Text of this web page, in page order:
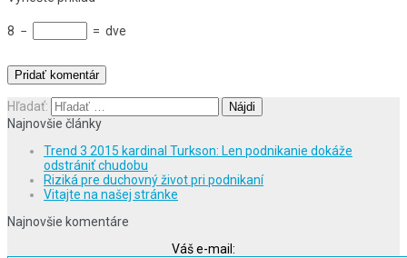
8 − = dve
Hľadať:
Najnovšie články
Trend 3 2015 kardinal Turkson: Len podnikanie dokáže
odstrániť chudobu
Riziká pre duchovný život pri podnikaní
Vitajte na našej stránke
Najnovšie komentáre
Váš e-mail: